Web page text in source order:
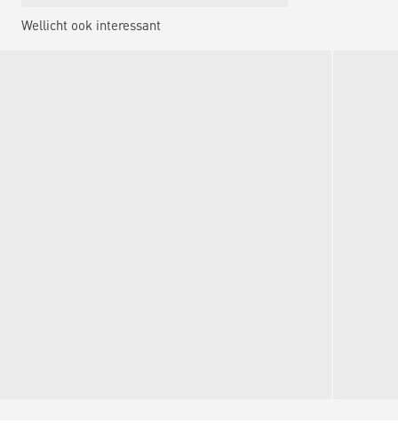
Wellicht ook interessant